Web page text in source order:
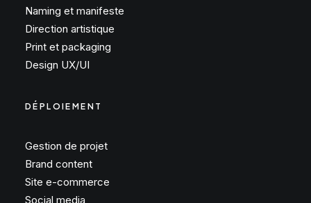
Naming et manifeste
Direction artistique
Print et packaging
Design UX/UI
DÉPLOIEMENT
Gestion de projet
Brand content
Site e-commerce
Social media